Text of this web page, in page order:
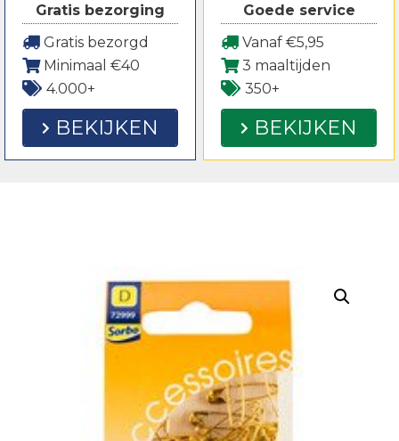
Gratis bezorging
Gratis bezorgd
Minimaal €40
4.000+
BEKIJKEN
Goede service
Vanaf €5,95
3 maaltijden
350+
BEKIJKEN